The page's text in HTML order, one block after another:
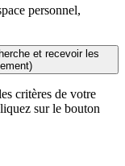
personnel,
et recevoir les
critères de votre
sur le bouton